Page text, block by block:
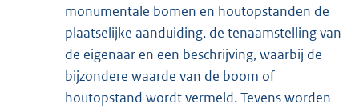
monumentale bomen en houtopstanden de
plaatselijke aanduiding, de tenaamstelling van
de eigenaar en een beschrijving, waarbij de
bijzondere waarde van de boom of
houtopstand wordt vermeld. Tevens worden